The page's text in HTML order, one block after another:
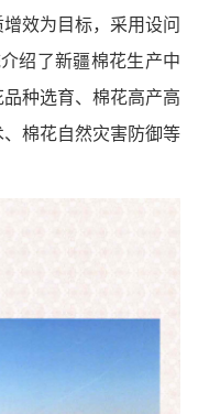
效为目标，采用设问
绍了新疆棉花生产中
种选育、棉花高产高
棉花自然灾害防御等